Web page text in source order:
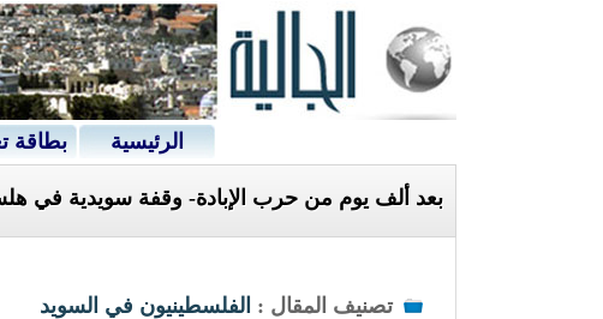
الرئيسية بطاقة
بعد ألف يوم من حرب الإبادة- وقفة سويدية في
تصنيف المقال : الفلسطينيون في السويد